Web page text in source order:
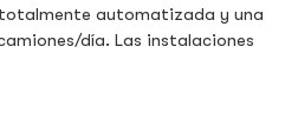
automatizada y una
día. Las instalaciones